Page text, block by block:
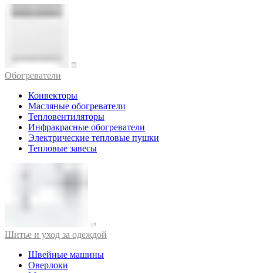
Обогреватели
Конвекторы
Масляные обогреватели
Тепловентиляторы
Инфракрасные обогреватели
Электрические тепловые пушки
Тепловые завесы
Шитье и уход за одеждой
Швейные машины
Оверлоки